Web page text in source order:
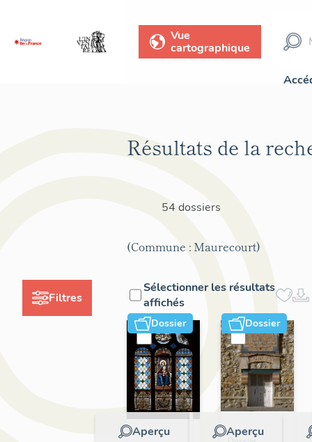
Vue
cartographique
Filtres
Résultats de la
54 dossiers
(Commune : Maurecourt)
Sélectionner les résultats
affichés
Dossier
Aperçu
Dossier
Aperçu